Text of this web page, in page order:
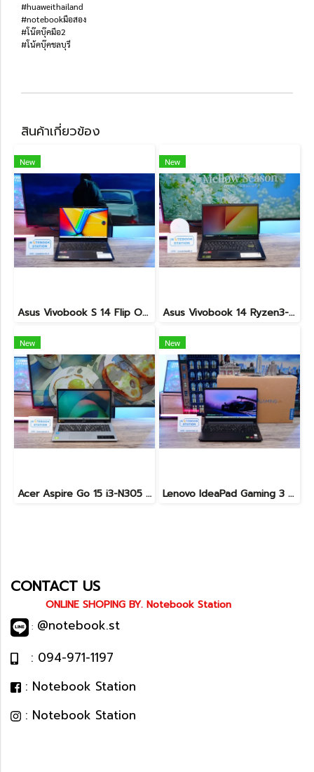
#huaweithailand
#notebookมือสอง
#โน๊ตบุ๊คมือ2
#โน้คบุ๊คชลบุรี
สินค้าเกี่ยวข้อง
New
Asus Vivobook S 14 Flip OLED ทัชกรีนหมุนจอ360องศา Ryzen7-7730U Ram24 SSD512GB จอ14 2.8K OLED 90Hz จอภาพสวยคมชัดมาก ดีไซน์สวยทันสมัย ราคา 18,990.-
New
Asus Vivobook 14 Ryzen3-3250U Ram4 SSD512 จอ14นิ้ว FHD สเปคทำงานทั่วไป ดีไซน์สวยทำจากวัสดุดี น้ำหนักเบา ราคาเพียง 5,990.-
New
Acer Aspire Go 15 i3-N305 Ram8 SSD512 หน้าจอ15.6 FHD ตัวเครื่องดีไซน์สวยดูทันสมัย สเปคดี ทำงานเก่ง เครื่องพร้อมใช้งาน ขายเพียง 8,999.-
New
Lenovo IdeaPad Gaming 3 Ryzen5-5500H RAM16 RTX2050(4GB) 512GB M.2 จอ15.6 FHD 144Hz สเปคเกมมิ่ง คีย์บอร์ดไฟสีRGB เครื่องพร้อมใช้งาน ราคาเพียง 16,900.-
CONTACT US
ONLINE SHOPING BY. Notebook Station
: @notebook.st
: 094-971-1197
: Notebook Station
: Notebook Station